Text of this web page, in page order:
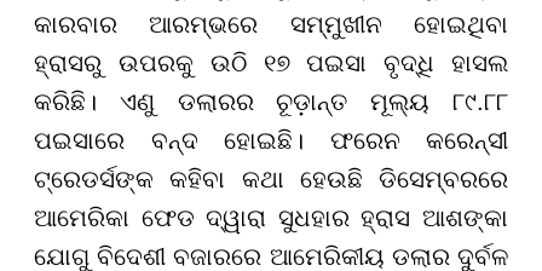
କାରବାର ଆରମ୍ଭରେ ସମ୍ମୁଖୀନ ହୋଇଥିବା
ହ୍ରାସରୁ ଉପରକୁ ଉଠି ୧୭ ପଇସା ବୃଦ୍ଧି ହାସଲ
କରିଛି। ଏଣୁ ଡଲାରର ଚୂଡ଼ାନ୍ତ ମୂଲ୍ୟ ୮୯.୮୮
ପଇସାରେ ବନ୍ଦ ହୋଇଛି। ଫରେନ କରେନ୍ସୀ
ଟ୍ରେଡର୍ସଙ୍କ କହିବା କଥା ହେଉଛି ଡିସେମ୍ବରରେ
ଆମେରିକା ଫେଡ ଦ୍ୱାରା ସୁଧହାର ହ୍ରାସ ଆଶଙ୍କା
ଯୋଗୁ ବିଦେଶୀ ବଜାରରେ ଆମେରିକୀୟ ଡଲାର ଦୁର୍ବଳ